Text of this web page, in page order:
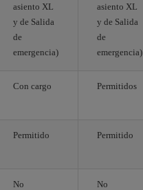
asiento XL
y de Salida
de
emergencia)
asiento XL
y de Salida
de
emergencia)
Con cargo Permitidos
Permitido Permitido
No No